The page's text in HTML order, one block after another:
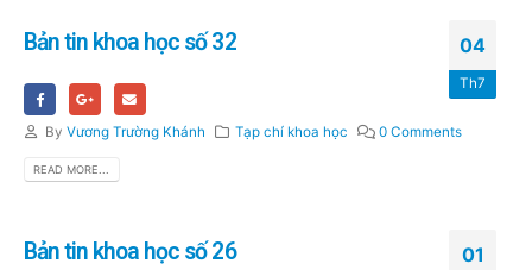
04
Th7
Bản tin khoa học số 32
By Vương Trường Khánh Tạp chí khoa học 0 Comments
READ MORE...
01
Bản tin khoa học số 26